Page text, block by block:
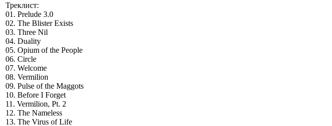
Треклист:
01. Prelude 3.0
02. The Blister Exists
03. Three Nil
04. Duality
05. Opium of the People
06. Circle
07. Welcome
08. Vermilion
09. Pulse of the Maggots
10. Before I Forget
11. Vermilion, Pt. 2
12. The Nameless
13. The Virus of Life